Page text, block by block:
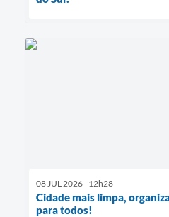
08 JUL 2026 - 12h28
Cidade mais limpa,
para todos!